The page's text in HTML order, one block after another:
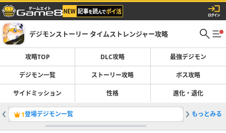
デジモンストーリー タイムストレンジャー攻略
攻略TOP DLC攻略 最強デジモン
デジモン一覧 ストーリー攻略 ボス攻略
サイドミッション 性格 進化・退化
1登場デジモン一覧 2サイド
もっとみる